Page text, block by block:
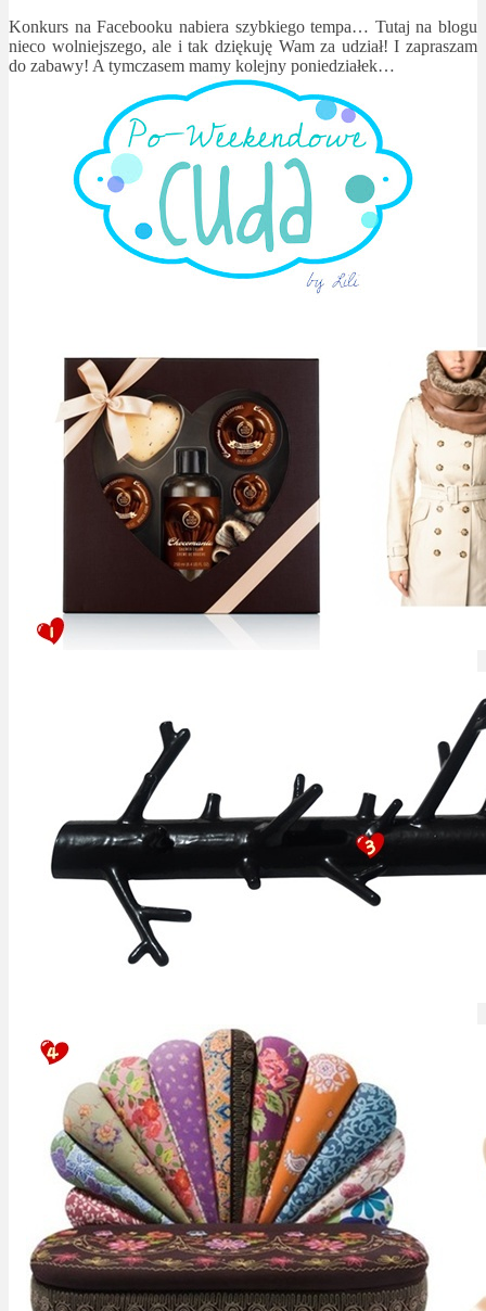
Konkurs na Facebooku nabiera szybkiego tempa… Tutaj na blogu
nieco wolniejszego, ale i tak dziękuję Wam za udział! I zapraszam
do zabawy! A tymczasem mamy kolejny poniedziałek…